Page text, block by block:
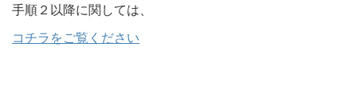
手順２以降に関しては、
コチラをご覧ください